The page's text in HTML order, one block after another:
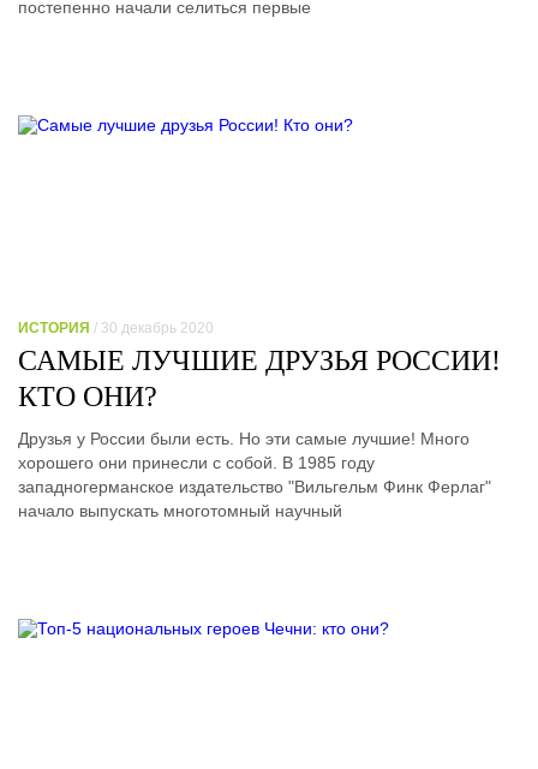
постепенно начали селиться первые
ИСТОРИЯ / 30 декабрь 2020
САМЫЕ ЛУЧШИЕ ДРУЗЬЯ РОССИИ!
КТО ОНИ?
Друзья у России были есть. Но эти самые лучшие! Много
хорошего они принесли с собой. В 1985 году
западногерманское издательство "Вильгельм Финк Ферлаг"
начало выпускать многотомный научный